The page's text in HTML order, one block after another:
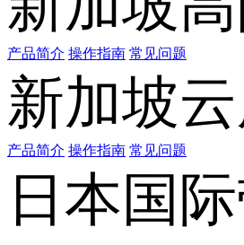
产品简介 操作指南 常见问题
新加坡
产品简介 操作指南 常见问题
日本国